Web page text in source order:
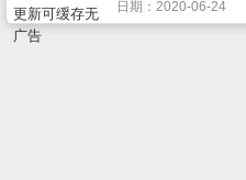
日期：2020-06-24